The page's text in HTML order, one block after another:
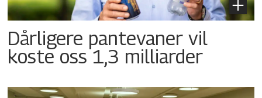
Dårligere pantevaner vil
koste oss 1,3 milliarder